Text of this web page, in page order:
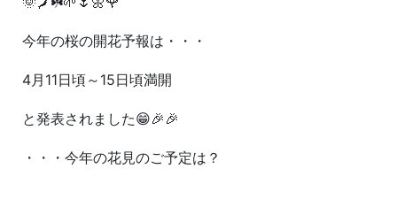
今年の桜の開花予報は・・・
4月11日頃～15日頃満開
と発表されました😁🎉🎉
・・・今年の花見のご予定は？